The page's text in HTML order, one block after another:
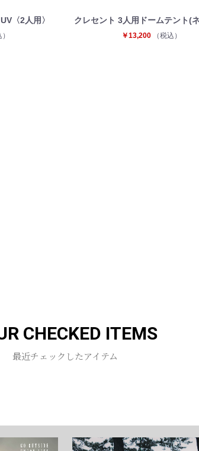
〈2人用〉 クレセント 3人用ドームテント(
￥13,200 （税込）
CHECKED ITEMS
最近チェックしたアイテム